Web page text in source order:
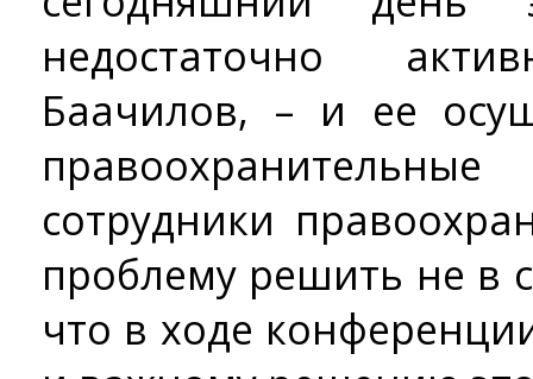
недостаточно
Баачилов, – и ее
сотрудники
проблему решить не в
что в ходе